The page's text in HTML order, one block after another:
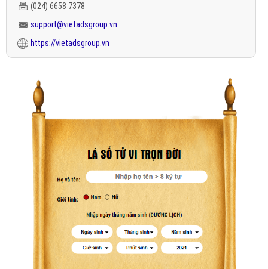
(024) 6658 7378
support@vietadsgroup.vn
https://vietadsgroup.vn